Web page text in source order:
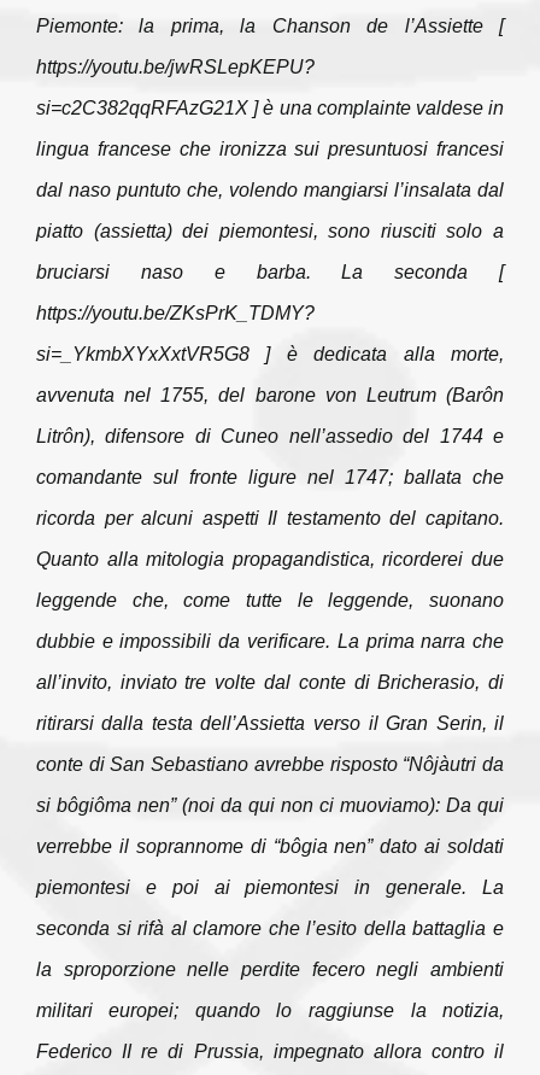
Piemonte: la prima, la Chanson de l’Assiette [
https://youtu.be/jwRSLepKEPU?
si=c2C382qqRFAzG21X] è una complaintevaldese in
lingua francese che ironizza sui presuntuosi francesi
dal naso puntuto che, volendo mangiarsi l’insalata dal
piatto (assietta) dei piemontesi, sono riusciti solo a
bruciarsi naso e barba. La seconda [
https://youtu.be/ZKsPrK_TDMY?
si=_YkmbXYxXxtVR5G8] è dedicata alla morte,
avvenuta nel 1755, del barone von Leutrum (Barôn
Litrôn), difensore di Cuneo nell’assedio del 1744 e
comandante sul fronte ligure nel 1747; ballata che
ricorda per alcuni aspettiIl testamento del capitano.
Quanto alla mitologia propagandistica, ricorderei due
leggende che, come tutte le leggende, suonano
dubbie e impossibili da verificare. La prima narra che
all’invito, inviato tre volte dal conte di Bricherasio, di
ritirarsi dalla testa dell’Assietta verso il Gran Serin, il
conte di San Sebastiano avrebbe risposto “Nôjàutri da
si bôgiôma nen” (noi da qui non ci muoviamo): Da qui
verrebbe il soprannome di “bôgia nen” dato ai soldati
piemontesi e poi ai piemontesi in generale. La
seconda si rifà al clamore che l’esito della battaglia e
la sproporzione nelle perdite fecero negli ambienti
militari europei; quando lo raggiunse la notizia,
Federico II re di Prussia, impegnato allora contro il